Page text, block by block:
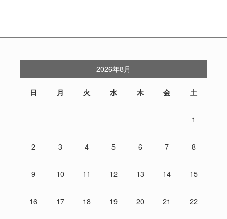
2026年8月
日 月 火 水 木 金 土
1
2 3 4 5 6 7 8
9 10 11 12 13 14 15
16 17 18 19 20 21 22